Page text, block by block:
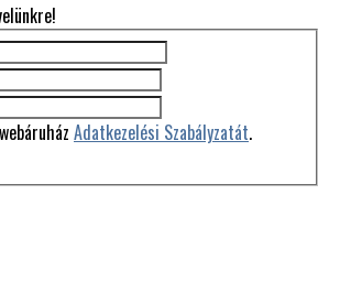
Adatkezelési Szabályzatát.